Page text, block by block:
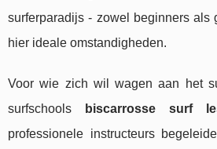
surferparadijs - zowel beginners als
hier ideale omstandigheden.
Voor wie zich wil wagen aan het
surfschools
biscarrosse surf
professionele instructeurs